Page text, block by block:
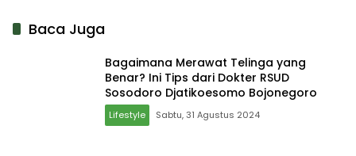
Baca Juga
Bagaimana Merawat Telinga yang
Benar? Ini Tips dari Dokter RSUD
Sosodoro Djatikoesomo Bojonegoro
Lifestyle Sabtu, 31 Agustus 2024